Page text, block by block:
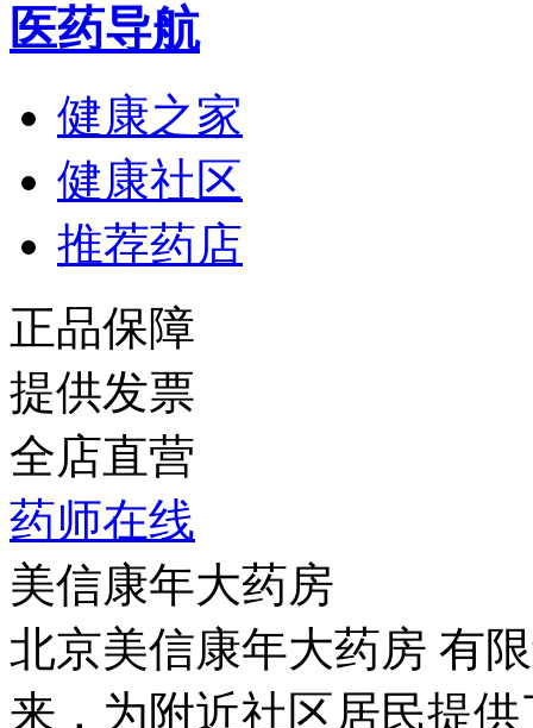
医药导航
健康之家
健康社区
推荐药店
正品保障
提供发票
全店直营
药师在线
美信康年大药房
北京美信康年大药房 有
来，为附近社区居民提